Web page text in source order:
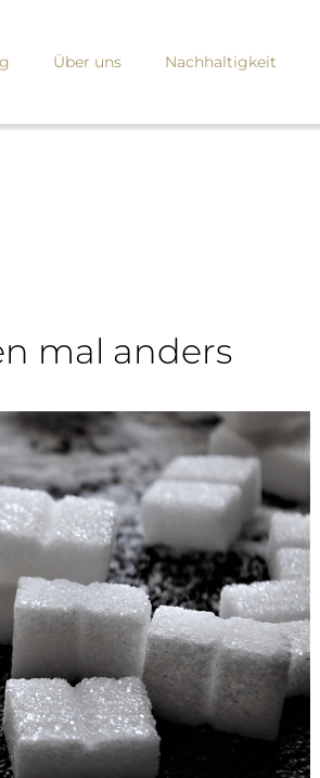
Über uns Nachhaltigkeit
mal anders